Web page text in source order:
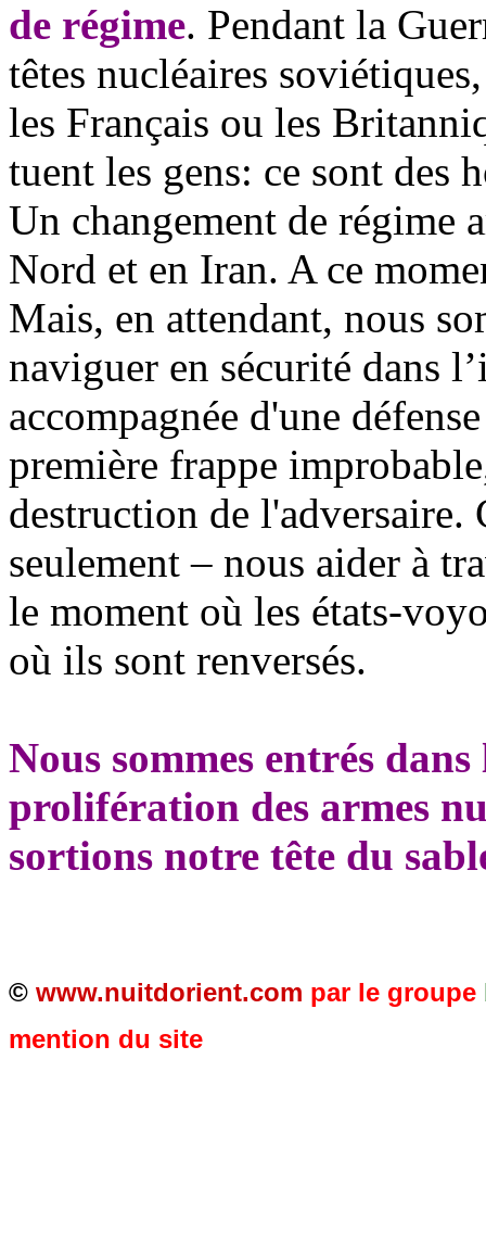
de régime. Pendant la
têtes nucléaires
les Français ou les
tuent les gens: ce sont des
Un changement de régime
Nord et en Iran. A ce
Mais, en attendant, nous
naviguer en sécurité dans
accompagnée d'une
première frappe
destruction de
seulement – nous aider à
le moment où les états-
où ils sont renversés.
Nous sommes entrés
prolifération des armes
sortions notre tête du
© www.nuitdorient.com par le groupe
mention du site